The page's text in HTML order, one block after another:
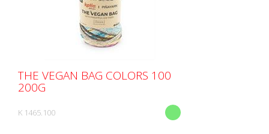
THE VEGAN BAG COLORS 100
200G
K 1465.100